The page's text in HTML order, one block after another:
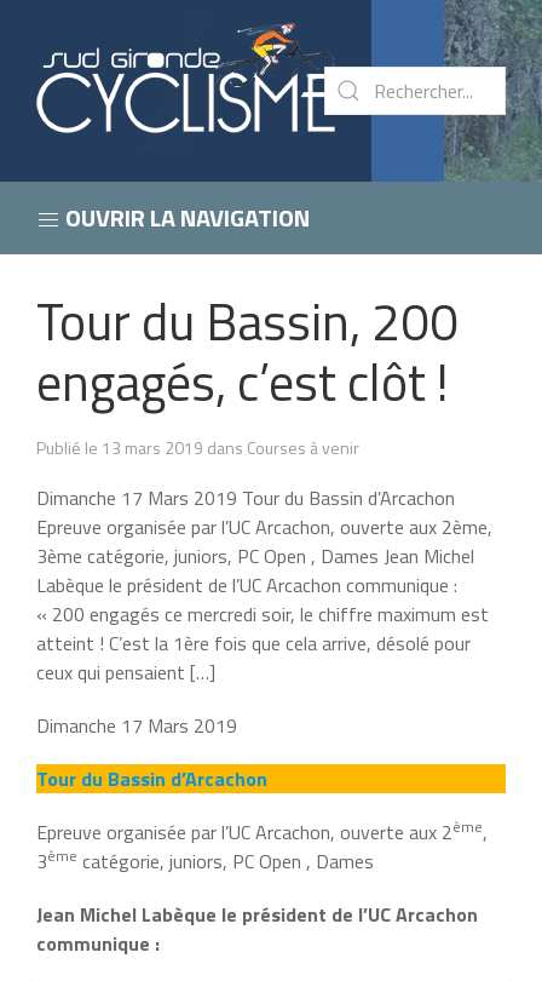
OUVRIR LA NAVIGATION
Tour du Bassin, 200
engagés, c’est clôt !
Publié le 13 mars 2019 dans Courses à venir
Dimanche 17 Mars 2019 Tour du Bassin d’Arcachon
Epreuve organisée par l’UC Arcachon, ouverte aux 2ème,
3ème catégorie, juniors, PC Open , Dames Jean Michel
Labèque le président de l’UC Arcachon communique :
« 200 engagés ce mercredi soir, le chiffre maximum est
atteint ! C’est la 1ère fois que cela arrive, désolé pour
ceux qui pensaient […]
Dimanche 17 Mars 2019
Tour du Bassin d’Arcachon
Epreuve organisée par l’UC Arcachon, ouverte aux 2ème,
3ème catégorie, juniors, PC Open , Dames
Jean Michel Labèque le président de l’UC Arcachon
communique :